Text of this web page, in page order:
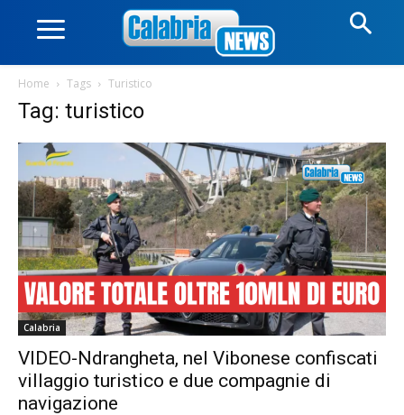
Home Tags Turistico
Tag: turistico
Calabria
VIDEO-Ndrangheta, nel Vibonese confiscati
villaggio turistico e due compagnie di
navigazione